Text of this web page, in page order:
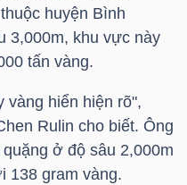
huyện Bình
3,000m, khu vực này
tấn vàng.
vàng hiển hiện rõ",
Rulin cho biết. Ông
ở độ sâu 2,000m
138 gram vàng.